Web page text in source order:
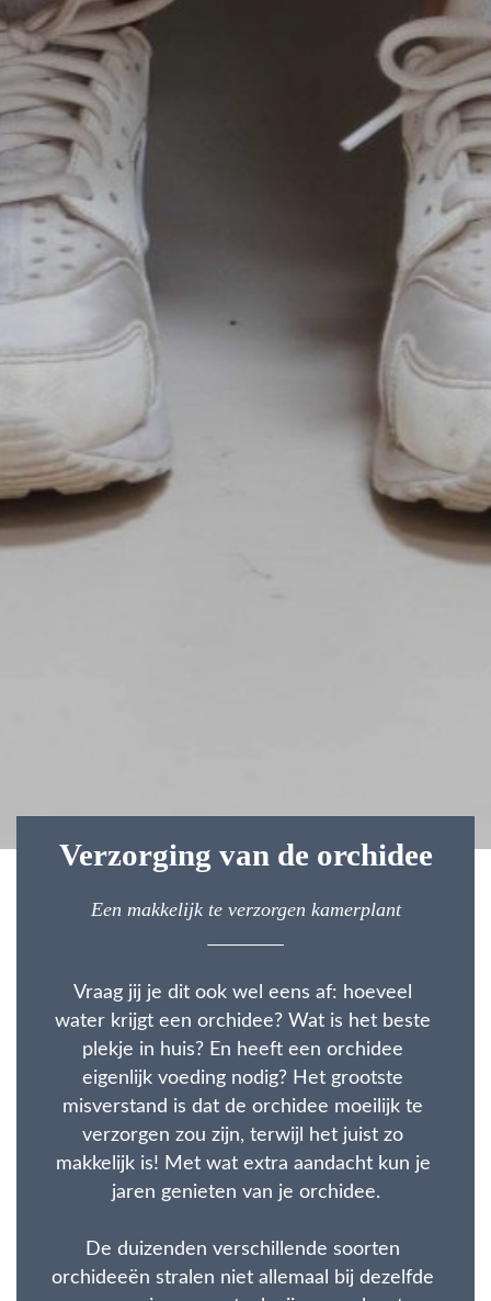
Verzorging van de orchidee
Een makkelijk te verzorgen kamerplant
Vraag jij je dit ook wel eens af: hoeveel
water krijgt een orchidee? Wat is het beste
plekje in huis? En heeft een orchidee
eigenlijk voeding nodig? Het grootste
misverstand is dat de orchidee moeilijk te
verzorgen zou zijn, terwijl het juist zo
makkelijk is! Met wat extra aandacht kun je
jaren genieten van je orchidee.
De duizenden verschillende soorten
orchideeën stralen niet allemaal bij dezelfde